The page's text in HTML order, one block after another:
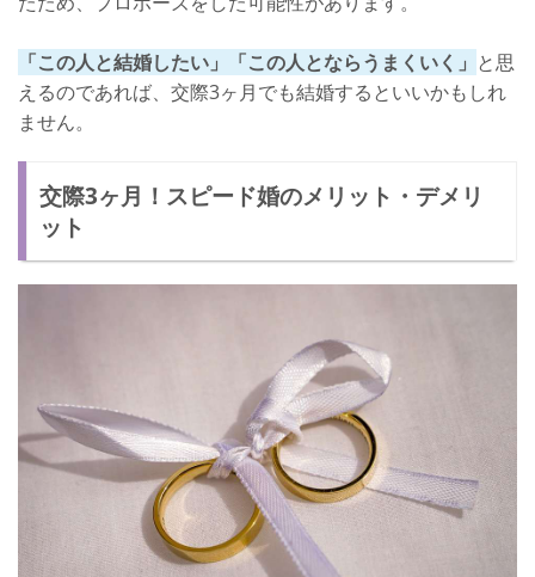
「この人と結婚したい」「この人とならうまくいく」 と思
えるのであれば、交際3ヶ月でも結婚するといいかもしれ
ません。
交際3ヶ月！スピード婚のメリット・デメリ
ット